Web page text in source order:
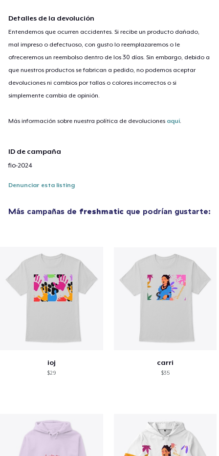
Detalles de la devolución
Entendemos que ocurren accidentes. Si recibe un producto dañado,
mal impreso o defectuoso, con gusto lo reemplazaremos o le
ofreceremos un reembolso dentro de los 30 días. Sin embargo, debido a
que nuestros productos se fabrican a pedido, no podemos aceptar
devoluciones ni cambios por tallas o colores incorrectos o si
simplemente cambia de opinión.
Más información sobre nuestra política de devoluciones aquí
ID de campaña
fio-2024
Denunciar esta listing
Más campañas de freshmatic que podrían gustarte:
ioj
$29
carri
$35